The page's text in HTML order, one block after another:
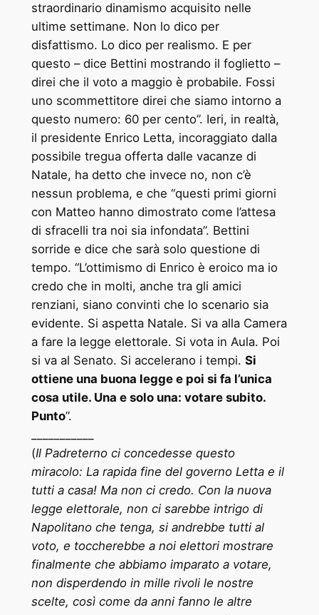
straordinario dinamismo acquisito nelle
ultime settimane. Non lo dico per
disfattismo. Lo dico per realismo. E per
questo – dice Bettini mostrando il foglietto –
direi che il voto a maggio è probabile. Fossi
uno scommettitore direi che siamo intorno a
questo numero: 60 per cento”. Ieri, in realtà,
il presidente Enrico Letta, incoraggiato dalla
possibile tregua offerta dalle vacanze di
Natale, ha detto che invece no, non c’è
nessun problema, e che “questi primi giorni
con Matteo hanno dimostrato come l’attesa
di sfracelli tra noi sia infondata”. Bettini
sorride e dice che sarà solo questione di
tempo. “L’ottimismo di Enrico è eroico ma io
credo che in molti, anche tra gli amici
renziani, siano convinti che lo scenario sia
evidente. Si aspetta Natale. Si va alla Camera
a fare la legge elettorale. Si vota in Aula. Poi
si va al Senato. Si accelerano i tempi. Si
ottiene una buona legge e poi si fa l’unica
cosa utile. Una e solo una: votare subito.
Punto”.
(Il Padreterno ci concedesse questo
miracolo: La rapida fine del governo Letta e il
tutti a casa! Ma non ci credo. Con la nuova
legge elettorale, non ci sarebbe intrigo di
Napolitano che tenga, si andrebbe tutti al
voto, e toccherebbe a noi elettori mostrare
finalmente che abbiamo imparato a votare,
non disperdendo in mille rivoli le nostre
scelte, così come da anni fanno le altre